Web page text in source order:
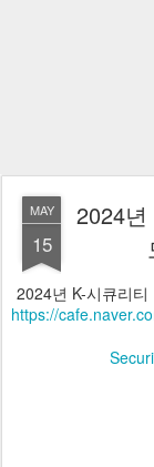
MAY
15
2024
2024년 K-시큐리
https://